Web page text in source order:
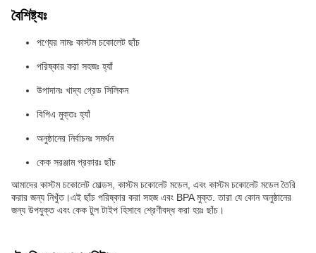
বৈশিষ্ট্যঃ
পণ্যের নামঃ কাস্টম চকোলেট ছাঁচ
পরিষ্কার করা সহজঃ হ্যাঁ
উপাদানঃ খাদ্য গ্রেড সিলিকন
বিপিএ মুক্তঃ হ্যাঁ
অনুষ্ঠানের নির্বাচনঃ সমর্থন
কেক সরঞ্জাম প্রকারঃ ছাঁচ
আমাদের কাস্টম চকোলেট মোল্ডস, কাস্টম চকোলেট মডেল, এবং কাস্টম চকোলেট মডেল তৈরি
করার জন্য নিখুঁত।এই ছাঁচ পরিষ্কার করা সহজ এবং BPA মুক্ত. তারা যে কোন অনুষ্ঠানের
জন্য উপযুক্ত এবং কেক টুল টাইপ হিসাবে শ্রেণীবদ্ধ করা হয়ঃ ছাঁচ।